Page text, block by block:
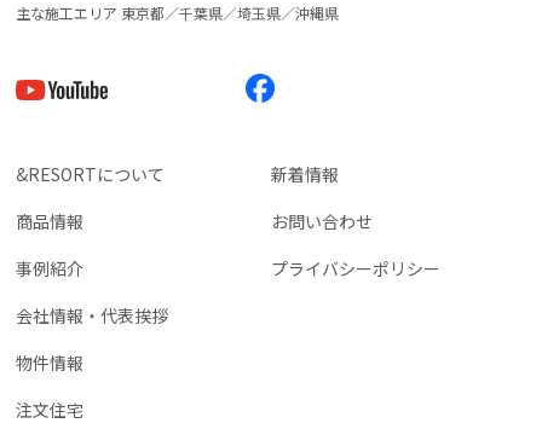
主な施工エリア 東京都／千葉県／埼玉県／沖縄県
&RESORTについて
商品情報
事例紹介
会社情報・代表挨拶
物件情報
注文住宅
新着情報
お問い合わせ
プライバシーポリシー